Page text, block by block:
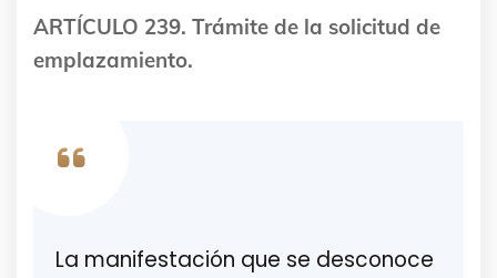
ARTÍCULO 239. Trámite de la solicitud de
emplazamiento.
La manifestación que se desconoce